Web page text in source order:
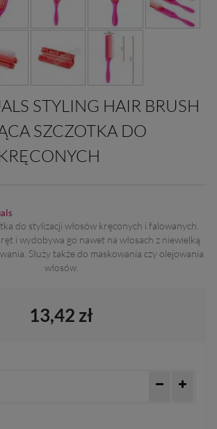
STYLING HAIR BRUSH
SZCZOTKA DO
do stylizacji włosów kręconych i falowanych.
i wydobywa go nawet na włosach z niewielką
Służy także do maskowania czy olejowania
włosów.
13,42 zł